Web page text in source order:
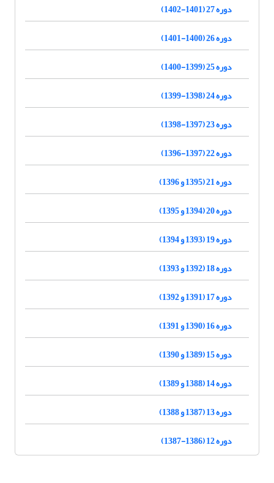
دوره 27 (1401-1402)
دوره 26 (1400-1401)
دوره 25 (1399-1400)
دوره 24 (1398-1399)
دوره 23 (1397-1398)
دوره 22 (1397-1396)
دوره 21 (1395 و 1396)
دوره 20 (1394 و 1395)
دوره 19 (1393 و 1394)
دوره 18 (1392 و 1393)
دوره 17 (1391 و 1392)
دوره 16 (1390 و 1391)
دوره 15 (1389 و 1390)
دوره 14 (1388 و 1389)
دوره 13 (1387 و 1388)
دوره 12 (1386-1387)